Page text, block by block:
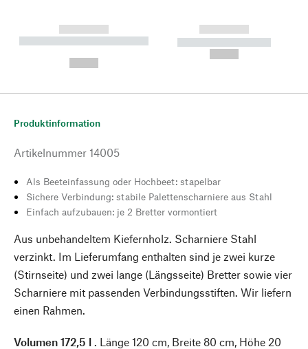
------------
----------- ----------- --------
------------
----------- -----------
Produktinformation
Artikelnummer 14005
Als Beeteinfassung oder Hochbeet: stapelbar
Sichere Verbindung: stabile Palettenscharniere aus Stahl
Einfach aufzubauen: je 2 Bretter vormontiert
Aus unbehandeltem Kiefernholz. Scharniere Stahl
verzinkt. Im Lieferumfang enthalten sind je zwei kurze
(Stirnseite) und zwei lange (Längsseite) Bretter sowie vier
Scharniere mit passenden Verbindungsstiften. Wir liefern
einen Rahmen.
Volumen 172,5 l . Länge 120 cm, Breite 80 cm, Höhe 20